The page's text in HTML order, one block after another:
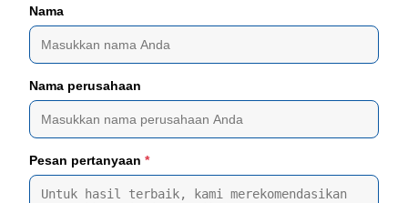
Nama
Nama perusahaan
Pesan pertanyaan *